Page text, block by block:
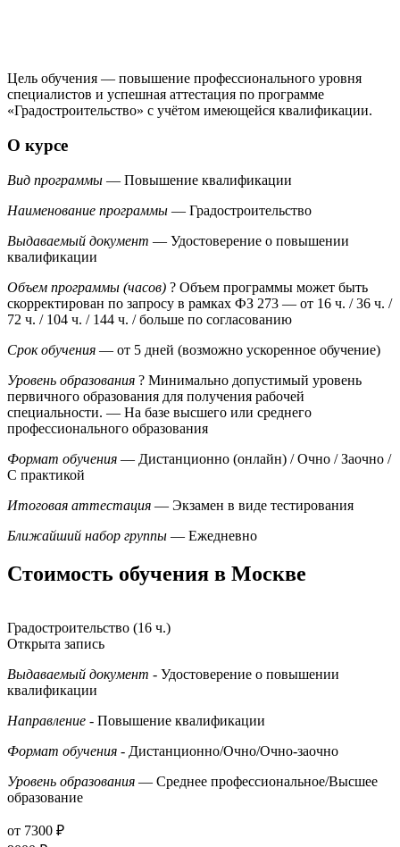
Цель обучения — повышение профессионального уровня
специалистов и успешная аттестация по программе
«Градостроительство» с учётом имеющейся квалификации.
О курсе
Вид программы — Повышение квалификации
Наименование программы — Градостроительство
Выдаваемый документ — Удостоверение о повышении
квалификации
Объем программы (часов) ? Объем программы может быть
скорректирован по запросу в рамках ФЗ 273 — от 16 ч. / 36 ч. /
72 ч. / 104 ч. / 144 ч. / больше по согласованию
Срок обучения — от 5 дней (возможно ускоренное обучение)
Уровень образования ? Минимально допустимый уровень
первичного образования для получения рабочей
специальности. — На базе высшего или среднего
профессионального образования
Формат обучения — Дистанционно (онлайн) / Очно / Заочно /
С практикой
Итоговая аттестация — Экзамен в виде тестирования
Ближайший набор группы — Ежедневно
Стоимость обучения в Москве
Градостроительство (16 ч.)
Открыта запись
Выдаваемый документ - Удостоверение о повышении
квалификации
Направление - Повышение квалификации
Формат обучения - Дистанционно/Очно/Очно-заочно
Уровень образования — Среднее профессиональное/Высшее
образование
от 7300 ₽